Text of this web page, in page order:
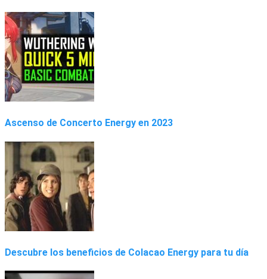
Ascenso de Concerto Energy en 2023
Descubre los beneficios de Colacao Energy para tu día